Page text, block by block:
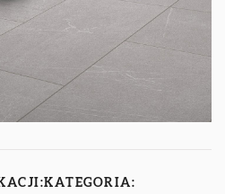
KATEGORIA: